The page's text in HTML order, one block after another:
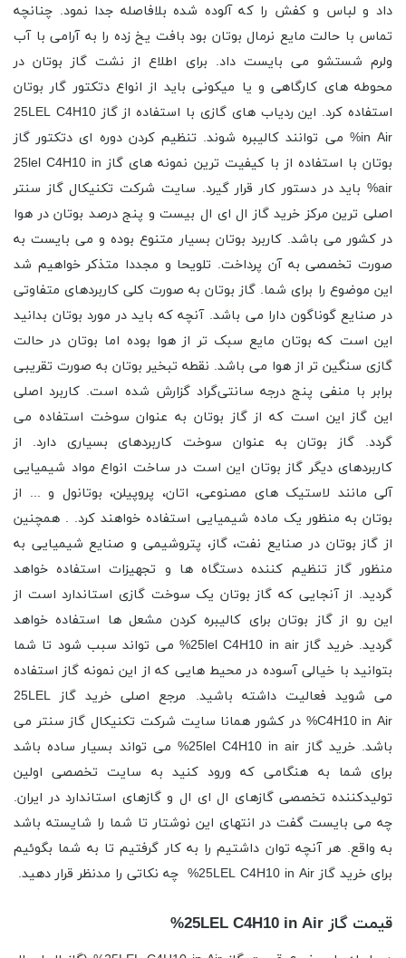
داد و لباس و کفش را که آلوده شده بلافاصله جدا نمود. چنانچه
تماس با حالت مایع نرمال بوتان بود بافت یخ زده را به آرامی با آب
ولرم شستشو می بایست داد. برای اطلاع از نشت گاز بوتان در
محوطه های کارگاهی و یا میکونی باید از انواع دتکتور گار بوتان
استفاده کرد. این ردیاب های گازی با استفاده از گاز 25LEL C4H10
in Air% می توانند کالیبره شوند. تنظیم کردن دوره ای دتکتور گاز
بوتان با استفاده از با کیفیت ترین نمونه های گاز 25lel C4H10 in
air% باید در دستور کار قرار گیرد. سایت شرکت تکنیکال گاز سنتر
اصلی ترین مرکز خرید گاز ال ای ال بیست و پنج درصد بوتان در هوا
در کشور می باشد. کاربرد بوتان بسیار متنوع بوده و می بایست به
صورت تخصصی به آن پرداخت. تلویحا و مجددا متذکر خواهیم شد
این موضوع را برای شما. گاز بوتان به صورت کلی کاربردهای متفاوتی
در صنایع گوناگون دارا می باشد. آنچه که باید در مورد بوتان بدانید
این است که بوتان مایع سبک تر از هوا بوده اما بوتان در حالت
گازی سنگین تر از هوا می باشد. نقطه تبخیر بوتان به صورت تقریبی
برابر با منفی پنج درجه سانتی‌گراد گزارش شده است. کاربرد اصلی
این گاز این است که از گاز بوتان به عنوان سوخت استفاده می
گردد. گاز بوتان به عنوان سوخت کاربردهای بسیاری دارد. از
کاربردهای دیگر گاز بوتان این است در ساخت انواع مواد شیمیایی
آلی مانند لاستیک ‌های مصنوعی، اتان، پروپیلن، بوتانول و ... از
بوتان به منظور یک ماده شیمیایی استفاده خواهند کرد. . همچنین
از گاز بوتان در صنایع نفت، گاز، پتروشیمی و صنایع شیمیایی به
منظور گاز تنظیم کننده دستگاه ها و تجهیزات استفاده خواهد
گردید. از آنجایی که گاز بوتان یک سوخت گازی استاندارد است از
این رو از گاز بوتان برای کالیبره کردن مشعل ‌ها استفاده خواهد
گردید. خرید گاز 25lel C4H10 in air% می تواند سبب شود تا شما
بتوانید با خیالی آسوده در محیط هایی که از این نمونه گاز استفاده
می شوید فعالیت داشته باشید. مرجع اصلی خرید گاز 25LEL
C4H10 in Air% در کشور همانا سایت شرکت تکنیکال گاز سنتر می
باشد. خرید گاز 25lel C4H10 in air% می تواند بسیار ساده باشد
برای شما به هنگامی که ورود کنید به سایت تخصصی اولین
تولیدکننده تخصصی گازهای ال ای ال و گازهای استاندارد در ایران.
چه می بایست گفت در انتهای این نوشتار تا شما را شایسته باشد
به واقع. هر آنچه توان داشتیم را به کار گرفتیم تا به شما بگوئیم
برای خرید گاز 25LEL C4H10 in Air% چه نکاتی را مدنظر قرار دهید.
قیمت گاز 25LEL C4H10 in Air%